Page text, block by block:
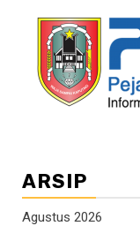
ARSIP
Agustus 2026